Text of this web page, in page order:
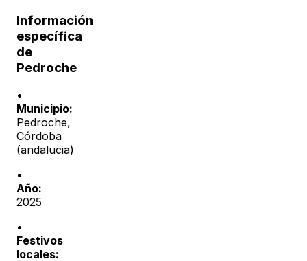
Información
específica
de
Pedroche
•
Municipio:
Pedroche,
Córdoba
(andalucia)
•
Año:
2025
•
Festivos
locales: